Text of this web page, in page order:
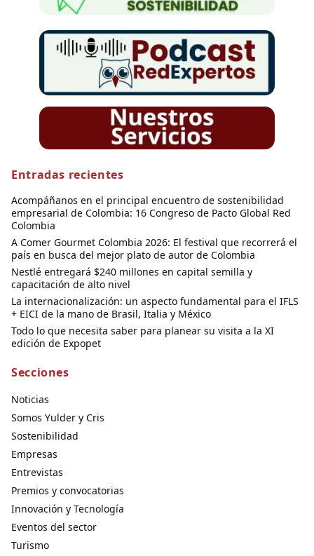
Entradas recientes
Acompáñanos en el principal encuentro de sostenibilidad
empresarial de Colombia: 16 Congreso de Pacto Global Red
Colombia
A Comer Gourmet Colombia 2026: El festival que recorrerá el
país en busca del mejor plato de autor de Colombia
Nestlé entregará $240 millones en capital semilla y
capacitación de alto nivel
La internacionalización: un aspecto fundamental para el IFLS
+ EICI de la mano de Brasil, Italia y México
Todo lo que necesita saber para planear su visita a la XI
edición de Expopet
Secciones
Noticias
Somos Yulder y Cris
Sostenibilidad
Empresas
Entrevistas
Premios y convocatorias
Innovación y Tecnología
Eventos del sector
Turismo